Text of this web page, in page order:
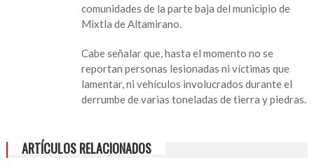
comunidades de la parte baja del municipio de
Mixtla de Altamirano.
Cabe señalar que, hasta el momento no se
reportan personas lesionadas ni víctimas que
lamentar, ni vehículos involucrados durante el
derrumbe de varias toneladas de tierra y piedras.
ARTÍCULOS RELACIONADOS